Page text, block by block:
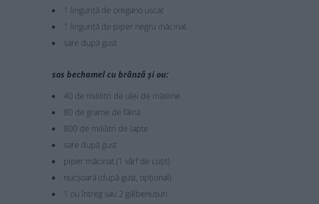
1 linguriță de oregano uscat
1 linguriță de piper negru măcinat
sare după gust
sos bechamel cu brânză și ou:
40 de mililitri de ulei de măsline
80 de grame de făină
800 de mililitri de lapte
sare după gust
piper măcinat (1 vârf de cuțit)
nucșoară (după gust, opțional)
1 ou întreg sau 2 gălbenușuri